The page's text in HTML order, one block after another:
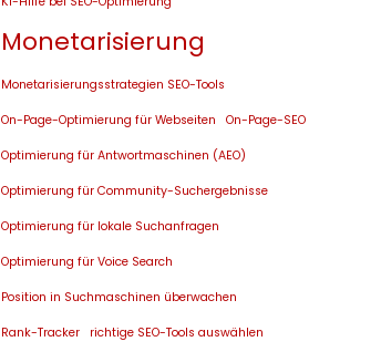
Monetarisierung
Monetarisierungsstrategien SEO-Tools
On-Page-Optimierung für Webseiten On-Page-SEO
Optimierung für Antwortmaschinen (AEO)
Optimierung für Community-Suchergebnisse
Optimierung für lokale Suchanfragen
Optimierung für Voice Search
Position in Suchmaschinen überwachen
Rank-Tracker richtige SEO-Tools auswählen